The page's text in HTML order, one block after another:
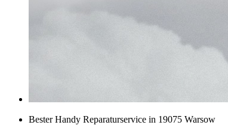
Bester Handy Reparaturservice in 19075 Warsow